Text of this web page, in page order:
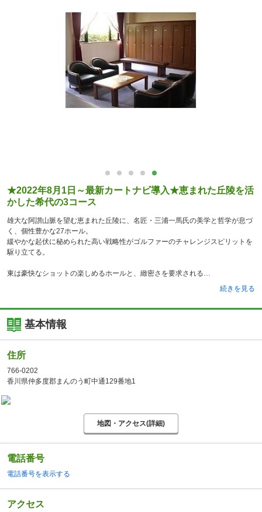
★2022年8月1日～最新カートナビ導入★恵まれた丘陵を活
かした希代の3コース
雄大な阿讃山脈を望む恵まれた丘陵に、名匠・三浦一馬氏の美学と哲学が息づ
く、個性豊かな27ホール。
緩やかな起伏に秘められた高い戦略性がゴルファーのチャレンジスピリットを
駆り立てる。
東は豪快なショットの楽しめるホールと、緻密さを要求される
続きを見る
基本情報
住所
766-0202
香川県仲多度郡まんのう町中通129番地1
地図・アクセス(詳細)
電話番号
電話番号を表示する
アクセス